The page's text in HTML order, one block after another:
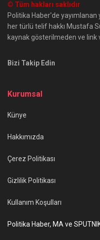
© Tüm hakları saklıdır
Politika Haber'de yayımlanan
her türlü telif hakkı Mustafa
kaynak gösterilmeden ve link
Bizi Takip Edin
Kurumsal
Künye
Hakkımızda
Çerez Politikası
Gizlilik Politikası
Kullanım Koşulları
Politika Haber, MA ve